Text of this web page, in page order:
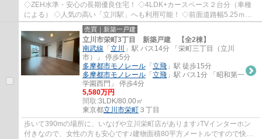
◇ZEH水準・安心の長期優良住宅！ ◇4LDK+カースペース２台分（車種
による） ◇人気の高い「立川駅」へも利用可能！ ◇前面道路幅5.25ｍ
×4.0ｍ！開放感のある角地♪ ◇ロフトや床下収納など...
売買｜新築一戸建
立川市栄町3丁目 新築戸建 【全2棟】
南武線 「 立川
」駅 バス14分 「栄町三丁目（立川
市）」 停歩5分
多摩都市モノレール 「 立飛 」駅 徒歩15分
多摩都市モノレール 「 立飛 」駅 バス1分 「昭和第一
学園西門」 停歩4分
5,580万円
間取:3LDK/80.00㎡
東京都立川市栄町 ３丁目
歩いて390mの場所に、いなげや立川栄町店があります♪TVインターホン
付きなので、女性の方も安心です♪建物面積80平方メートルですので快適